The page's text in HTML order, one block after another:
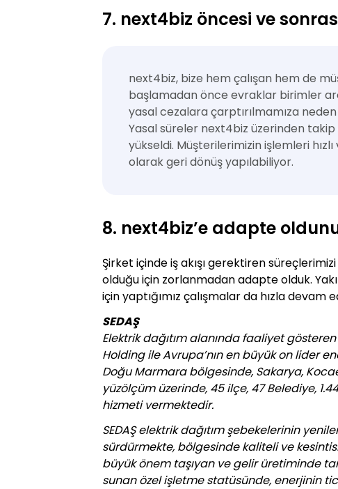
7. next4biz öncesi ve
next4biz, bize hem çalışan hem de
başlamadan önce evraklar birimler
yasal cezalara çarptırılmamıza
Yasal süreler next4biz üzerinden
yükseldi. Müşterilerimizin işlemleri
olarak geri dönüş yapılabiliyor.
8. next4biz’e adapte
Şirket içinde iş akışı gerektiren
olduğu için zorlanmadan adapte olduk.
için yaptığımız çalışmalar da hızla devam
SEDAŞ
Elektrik dağıtım alanında faaliyet
Holding ile Avrupa’nın en büyük on lider
Doğu Marmara bölgesinde, Sakarya,
yüzölçüm üzerinde, 45 ilçe, 47 Belediye,
hizmeti vermektedir.
SEDAŞ elektrik dağıtım şebekelerinin
sürdürmekte, bölgesinde kaliteli ve
büyük önem taşıyan ve gelir üretiminde
sunan özel işletme statüsünde, enerjinin